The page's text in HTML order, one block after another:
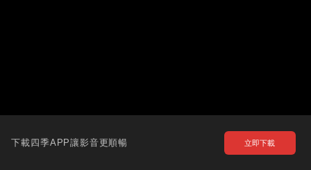
下載四季APP讓影音更順暢 立即下載